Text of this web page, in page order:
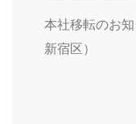
本社移転のお
新宿区）